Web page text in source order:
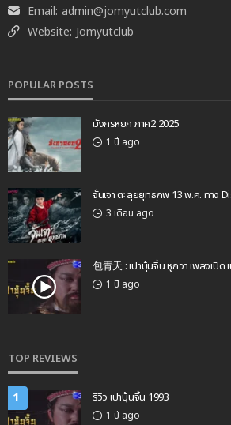
Email: admin@jomyutclub.com
Website: Jomyutclub
POPULAR POSTS
มังกรหยก ภาค2 2025
1 ปี ago
จั่นเจา ตะลุยยุทธภพ 13 พ.ค. ทาง
3 เดือน ago
包青天 : เปาบุ้นจิ้น หูกวา เพลงเปิด
1 ปี ago
TOP REVIEWS
1 รีวิว เปาบุ้นจิ้น 1993
1 ปี ago